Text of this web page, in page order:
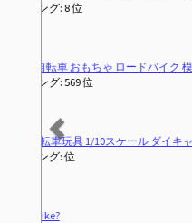
医師がすすめる
21Technology 自転車 ロードバイク 700c ジェ
サイクルグローブ 夏 自転車 手袋 指なし 指切り(パッド衝